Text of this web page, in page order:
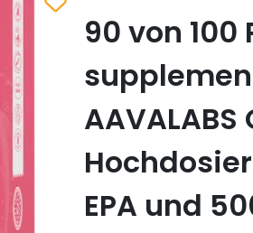
Zum Merkzettel hinzufügen
90 von
EPA und